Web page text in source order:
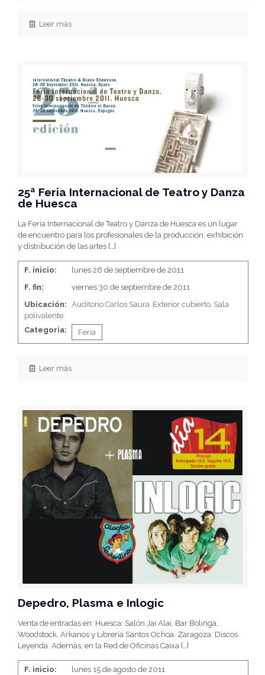
Leer más
25ª Feria Internacional de Teatro y Danza
de Huesca
La Feria Internacional de Teatro y Danza de Huesca es un lugar
de encuentro para los profesionales de la producción, exhibición
y distribución de las artes […]
F. inicio:
lunes 26 de septiembre de 2011
F. fin:
viernes 30 de septiembre de 2011
Ubicación: Auditorio Carlos Saura Exterior cubierto Sala
polivalente
Categoria:
Feria
Leer más
Depedro, Plasma e Inlogic
Venta de entradas en: Huesca: Salón Jai Alai, Bar Bolinga,
Woodstock, Arkanos y Librería Santos Ochoa. Zaragoza: Discos
Leyenda. Además, en la Red de Oficinas Caixa […]
F. inicio:
lunes 15 de agosto de 2011